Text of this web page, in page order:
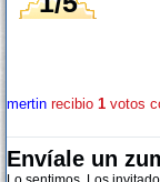
mertin recibio 1 votos
Envíale un